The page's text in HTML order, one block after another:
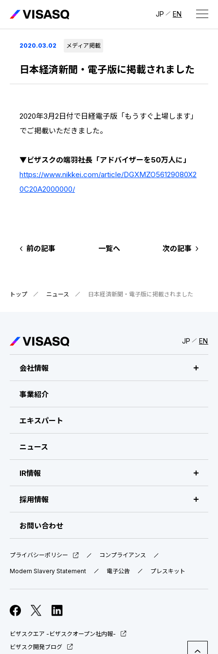
JP EN
会社情報
ビザスクについて
経営メンバー
IR情報トップ
IRライブラリ
業績ハイライト
コーポレート・ガバナンス
ディスクロージャーポリシー
採用情報
中途採用：ビジネス職・コーポレート職
2020.03.02 メディア掲載
日本経済新聞・電子版に掲載されました
2020年3月2日付で日経電子版「もうすぐ上場します」
でご掲載いただきました。
▼ビザスクの端羽社長「アドバイザーを50万人に」
https://www.nikkei.com/article/DGXMZO56129080X2
0C20A2000000/
前の記事 一覧へ 次の記事
トップ ニュース 日本経済新聞・電子版に掲載されました
JP EN
会社情報
ビザスクについて
CEOメッセージ
会社概要・拠点
事業紹介
エキスパート
ニュース
IR情報
IR情報 トップ
IRライブラリ
業績ハイライト
株式について
コーポレート・ガバナンス
よくある質問
採用情報
採用サイト（日本）
中途採用：ビジネス職・コーポレート職
お問い合わせ
プライバシーポリシー コンプライアンス
Modern Slavery Statement 電子公告 プレスキット
ビザスクエア -ビザスクオープン社内報-
ビザスク開発ブログ